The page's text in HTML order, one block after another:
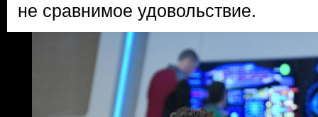
не сравнимое удовольствие.